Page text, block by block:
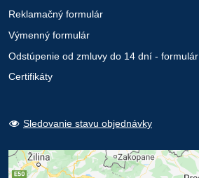
Reklamačný formulár
Výmenný formulár
Odstúpenie od zmluvy do 14 dní - formulár
Certifikáty
Sledovanie stavu objednávky